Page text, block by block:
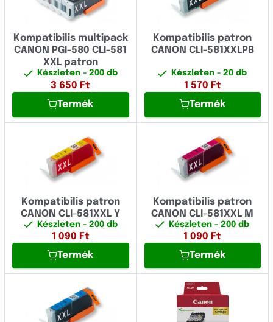
Kompatibilis multipack
CANON PGI-580 CLI-581
XXL patron
Készleten - 200 db
3 650 Ft
Termék
Kompatibilis patron
CANON CLI-581XXLPB
Készleten- 20 db
1 570 Ft
Termék
Kompatibilis patron
CANON CLI-581XXL Y
Készleten - 200 db
1 090 Ft
Termék
Kompatibilis patron
CANON CLI-581XXL M
Készleten- 200 db
1 090 Ft
Termék